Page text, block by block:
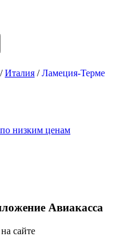
/Италия /Ламеция-Терме
низким ценам
Авиакасса
сайте